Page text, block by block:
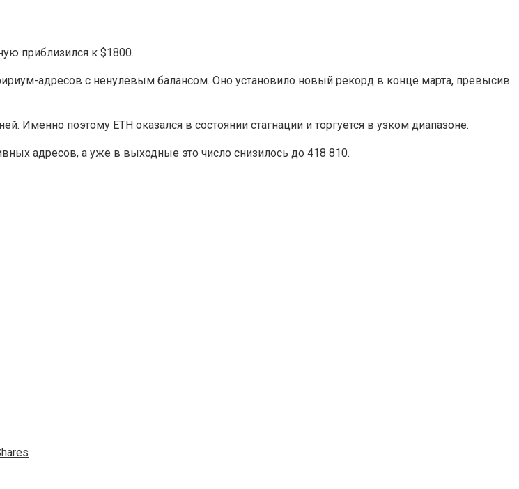
приблизился к $1800.
адресов с ненулевым балансом. Оно установило новый рекорд в конце марта, превысив
Именно поэтому ETH оказался в состоянии стагнации и торгуется в узком диапазоне.
адресов, а уже в выходные это число снизилось до 418 810.